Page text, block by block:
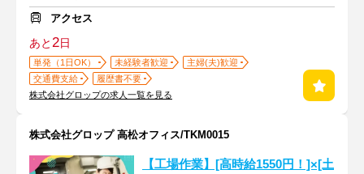
アクセス
あと2日
単発（1日OK） 未経験者歓迎
主婦(夫)歓迎
交通費支給
履歴書不要
株式会社グロップの求人一覧を見る
株式会社グロップ 高松オフィス/TKM0015
【工場作業】[高時給1550円！]×[土